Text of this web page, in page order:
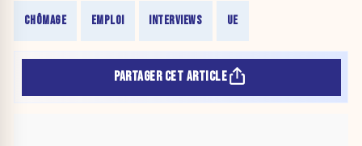
CHÔMAGE EMPLOI INTERVIEWS UE
PARTAGER CET ARTICLE